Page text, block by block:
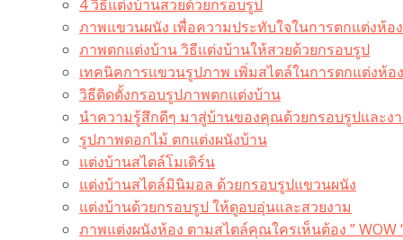
4 วิธีแต่งบ้านสวยด้วยกรอบรูป
ภาพแขวนผนัง เพื่อความประทับใจในการตกแต่งห้อง
ภาพตกแต่งบ้าน วิธีแต่งบ้านให้สวยด้วยกรอบรูป
เทคนิคการแขวนรูปภาพ เพิ่มสไตล์ในการตกแต่งห้อง
วิธีติดตั้งกรอบรูปภาพตกแต่งบ้าน
นำความรู้สึกดีๆ มาสู่บ้านของคุณด้วยกรอบรูปและง
รูปภาพดอกไม้ ตกแต่งผนังบ้าน
แต่งบ้านสไตล์โมเดิร์น
แต่งบ้านสไตล์มินิมอล ด้วยกรอบรูปแขวนผนัง
แต่งบ้านด้วยกรอบรูป ให้ดูอบอุ่นและสวยงาม
ภาพแต่งผนังห้อง ตามสไตล์คุณใครเห็นต้อง ” WOW